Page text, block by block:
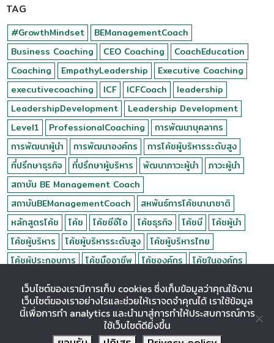
Visitors : 1640107
TAG
#GrowthMindset
BEManagementCoach
Business Coaching
CEO Coaching
CoachEducation
Coaching
EmpathyLeadership
Executive Coaching
executivecoaching
ICF ICFCoach
leadership
LeadershipDevelopment
Leadership Development
Level1
ProfessionalCoaching
การพัฒนาบุคลากร
การพัฒนาผู้นำ
การพัฒนาองค์กร
การโค้ชผู้บริหารระดับสูง
ที่ปรึกษาธุรกิจ
ที่ปรึกษาผู้บริหาร พัฒนาภาวะผู้นำ
ภาวะผู้นำ
สถาบัน BE Management Coach
สถาบันBEManagementCoach
สหพันธ์การโค้ชนานาชาติ
หลักสูตรโค้ช
โค้ช โค้ชซีอีโอ โค้ชธุรกิจ โค้ชบี
โค้ชผู้นำ
โค้ชผู้บริหาร
โค้ชผู้บริหารระดับสูง
โค้ชผู้บริหารไทย
โค้ชผู้ประกอบการ
โค้ชมืออาชีพ โค้ชองค์กร โค้ชในองค์กร
เว็บไซต์ของเรามีการเก็บ cookies ซึ่งเก็บข้อมูลว่าคุณใช้งาน
เว็บไซต์ของเราอย่างไรและช่วยให้เราจดจำคุณได้ เราใช้ข้อมูล
นี้เพื่อการทำ analytics และนำมาสู่การทำให้ประสบการณ์การ
ใช้เว็บไซต์ดียิ่งขึ้น